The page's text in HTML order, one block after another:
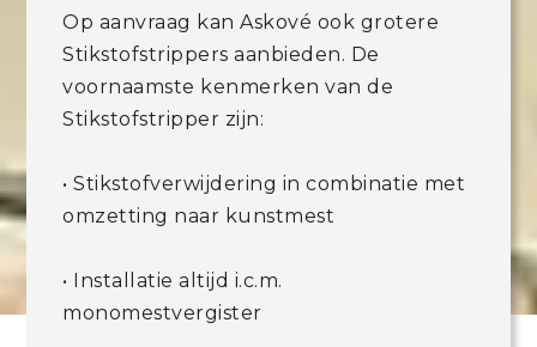
Op aanvraag kan Askové ook grotere
Stikstofstrippers aanbieden. De
voornaamste kenmerken van de
Stikstofstripper zijn:
• Stikstofverwijdering in combinatie met
omzetting naar kunstmest
• Installatie altijd i.c.m.
monomestvergister